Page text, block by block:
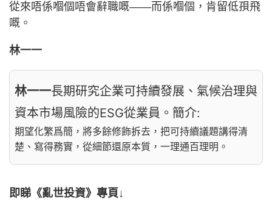
從來唔係嗰個唔會辭職嘅——而係嗰個，肯留低孭飛
嘅。
林一一
林一一長期研究企業可持續發展、氣候治理與
資本市場風險的ESG從業員。簡介:
期望化繁爲簡，將多餘修飾拆去，把可持續議題講得清
楚、寫得務實，從細節還原本質，一理通百理明。
即睇《亂世投資》專頁↓